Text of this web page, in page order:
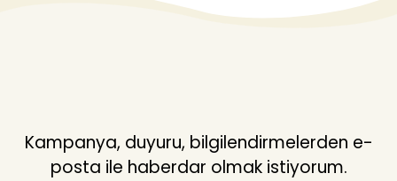
Kampanya, duyuru, bilgilendirmelerden e-
posta ile haberdar olmak istiyorum.